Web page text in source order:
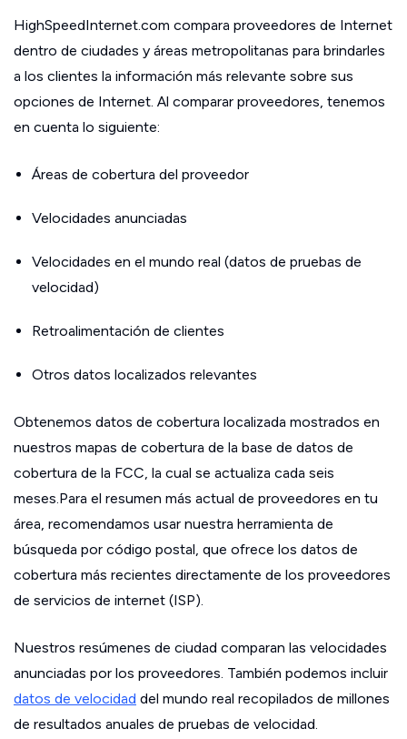
HighSpeedInternet.com compara proveedores de Internet
dentro de ciudades y áreas metropolitanas para brindarles
a los clientes la información más relevante sobre sus
opciones de Internet. Al comparar proveedores, tenemos
en cuenta lo siguiente:
Áreas de cobertura del proveedor
Velocidades anunciadas
Velocidades en el mundo real (datos de pruebas de
velocidad)
Retroalimentación de clientes
Otros datos localizados relevantes
Obtenemos datos de cobertura localizada mostrados en
nuestros mapas de cobertura de la base de datos de
cobertura de la FCC, la cual se actualiza cada seis
meses.Para el resumen más actual de proveedores en tu
área, recomendamos usar nuestra herramienta de
búsqueda por código postal, que ofrece los datos de
cobertura más recientes directamente de los proveedores
de servicios de internet (ISP).
Nuestros resúmenes de ciudad comparan las velocidades
anunciadas por los proveedores. También podemos incluir
datos de velocidad del mundo real recopilados de millones
de resultados anuales de pruebas de velocidad.